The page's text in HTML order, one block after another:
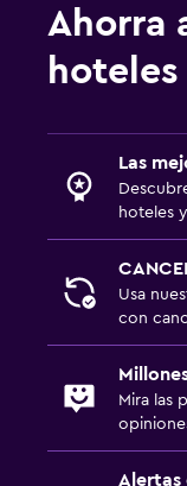
Ahorra
Las
hoteles
Usa
con
Mira las
Alertas